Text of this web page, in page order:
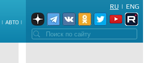
АВТО
ENG
|
RU